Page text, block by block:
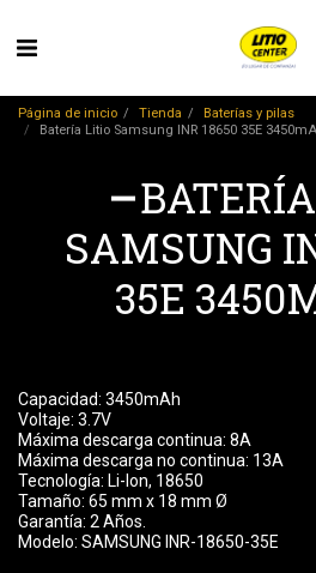
Página de inicio Tienda
Baterías y pilas
Batería Litio Samsung INR 18650 35E
SAMSUNG
35E
Capacidad: 3450mAh
Voltaje: 3.7V
Máxima descarga continua: 8A
Máxima descarga no continua: 13A
Tecnología: Li-Ion, 18650
Tamaño: 65 mm x 18 mm Ø
Garantía: 2 Años.
Modelo: SAMSUNG INR-18650-35E